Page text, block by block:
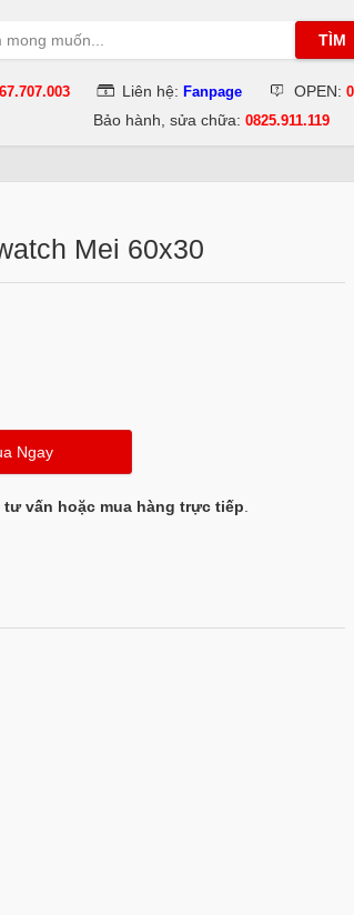
TÌM
Liên hệ:Fanpage OPEN:
Bảo hành, sửa chữa:0825.911.119
Mei 60x30
Ngay
tư vấn hoặc mua hàng trực tiếp